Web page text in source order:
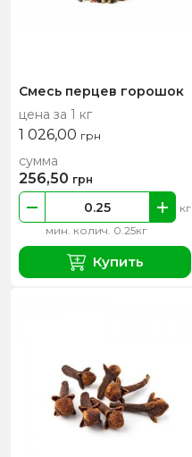
Смесь перцев горошок
цена за 1 кг
1 026,00 грн
мин. колич. 0.25кг
кг
сумма
256,50 грн
Купить